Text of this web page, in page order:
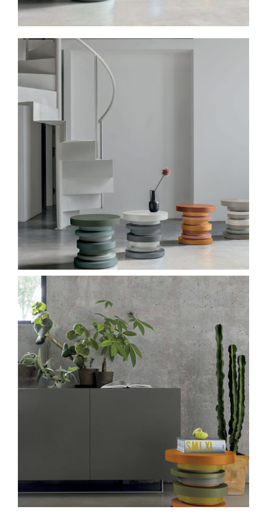
Ormari
Kupatila
UREDSKI
HOTELSKI